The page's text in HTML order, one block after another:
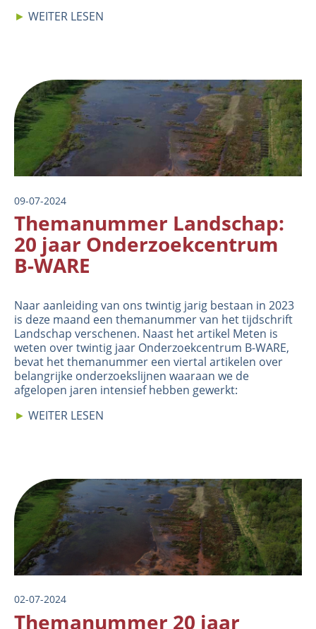
► WEITER LESEN
Image
09-07-2024
Themanummer Landschap:
20 jaar Onderzoekcentrum
B-WARE
Naar aanleiding van ons twintig jarig bestaan in 2023
is deze maand een themanummer van het tijdschrift
Landschap verschenen. Naast het artikel Meten is
weten over twintig jaar Onderzoekcentrum B-WARE,
bevat het themanummer een viertal artikelen over
belangrijke onderzoekslijnen waaraan we de
afgelopen jaren intensief hebben gewerkt:
► WEITER LESEN
Image
02-07-2024
Themanummer 20 jaar